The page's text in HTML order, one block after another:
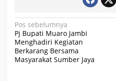
N
a
v
Pos sebelumnya
Pj Bupati Muaro Jambi
Menghadiri Kegiatan
Berkarang Bersama
Masyarakat Sumber Jaya